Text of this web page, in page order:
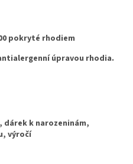
pokryté rhodiem
úpravou rhodia.
dárek k narozeninám,
výročí